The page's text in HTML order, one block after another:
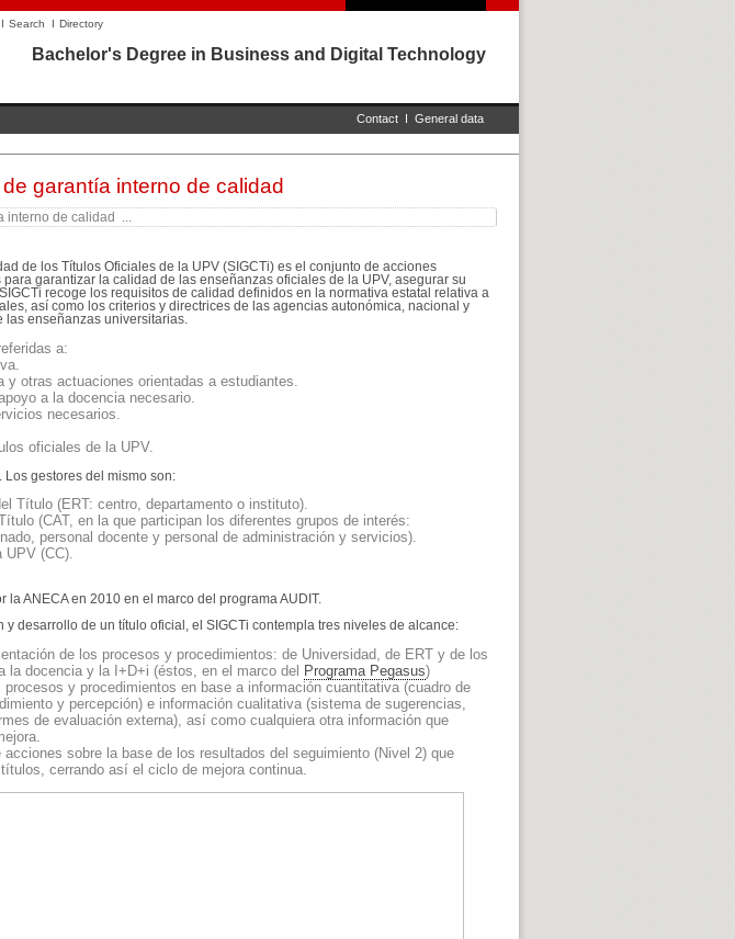
I Search I Directory
Bachelor's Degree in Business and Digital Technology
Contact I General data
garantía interno de calidad
interno de calidad ...
de los Títulos Oficiales de la UPV (SIGCTi) es el conjunto de acciones
garantizar la calidad de las enseñanzas oficiales de la UPV, asegurar su
recoge los requisitos de calidad definidos en la normativa estatal relativa a
así como los criterios y directrices de las agencias autonómica, nacional y
enseñanzas universitarias.
a:
y otras actuaciones orientadas a estudiantes.
a la docencia necesario.
necesarios.
oficiales de la UPV.
Los gestores del mismo son:
Título (ERT: centro, departamento o instituto).
(CAT, en la que participan los diferentes grupos de interés:
personal docente y personal de administración y servicios).
UPV (CC).
la ANECA en 2010 en el marco del programa AUDIT.
y desarrollo de un título oficial, el SIGCTi contempla tres niveles de alcance:
de los procesos y procedimientos: de Universidad, de ERT y de los
la docencia y la I+D+i (éstos, en el marco del Programa Pegasus)
y procedimientos en base a información cuantitativa (cuadro de
y percepción) e información cualitativa (sistema de sugerencias,
de evaluación externa), así como cualquiera otra información que
sobre la base de los resultados del seguimiento (Nivel 2) que
cerrando así el ciclo de mejora continua.